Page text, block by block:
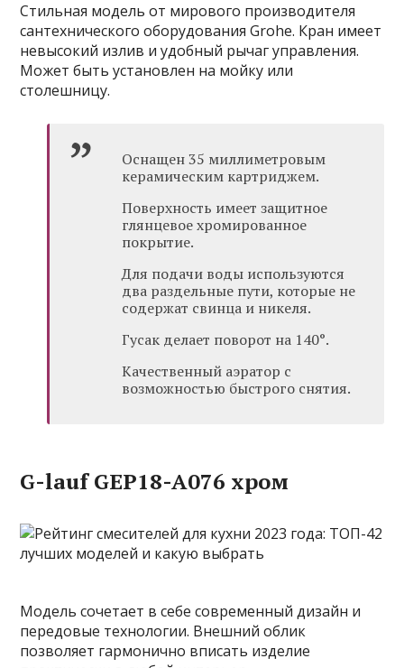
Стильная модель от мирового производителя
сантехнического оборудования Grohe. Кран имеет
невысокий излив и удобный рычаг управления.
Может быть установлен на мойку или
столешницу.
Оснащен 35 миллиметровым
керамическим картриджем.
Поверхность имеет защитное
глянцевое хромированное
покрытие.
Для подачи воды используются
два раздельные пути, которые не
содержат свинца и никеля.
Гусак делает поворот на 140°.
Качественный аэратор с
возможностью быстрого снятия.
G-lauf GEP18-A076 хром
Модель сочетает в себе современный дизайн и
передовые технологии. Внешний облик
позволяет гармонично вписать изделие